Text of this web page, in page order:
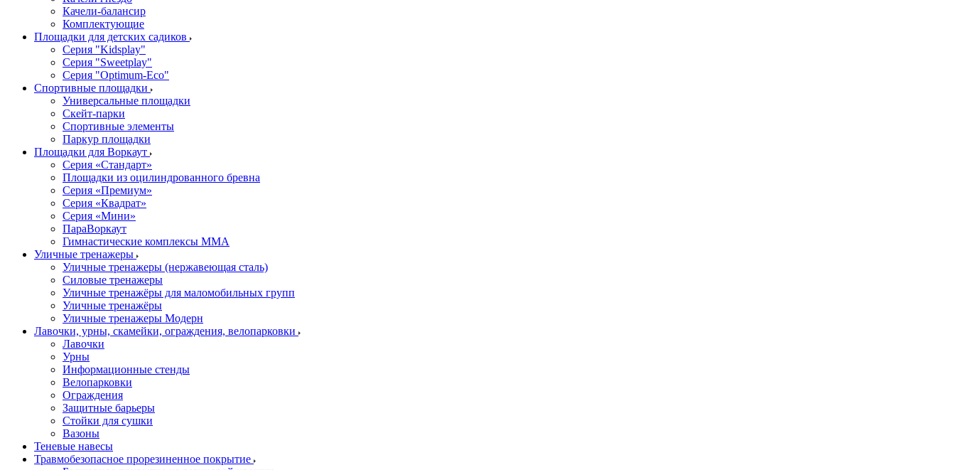
Качели-балансир
Комплектующие
Площадки для детских садиков
Серия "Kidsplay"
Серия "Sweetplay"
Серия "Оptimum-Еco"
Спортивные площадки
Универсальные площадки
Скейт-парки
Спортивные элементы
Паркур площадки
Площадки для Воркаут
Серия «Стандарт»
Площадки из оцилиндрованного бревна
Серия «Премиум»
Серия «Квадрат»
Серия «Мини»
ПараВоркаут
Гимнастические комплексы ММА
Уличные тренажеры
Уличные тренажеры (нержавеющая сталь)
Силовые тренажеры
Уличные тренажёры для маломобильных групп
Уличные тренажёры
Уличные тренажеры Модерн
Лавочки, урны, скамейки, ограждения, велопарковки
Лавочки
Урны
Информационные стенды
Велопарковки
Ограждения
Защитные барьеры
Стойки для сушки
Вазоны
Теневые навесы
Травмобезопасное прорезиненное покрытие